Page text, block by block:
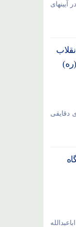
آیینهای
دقایقی